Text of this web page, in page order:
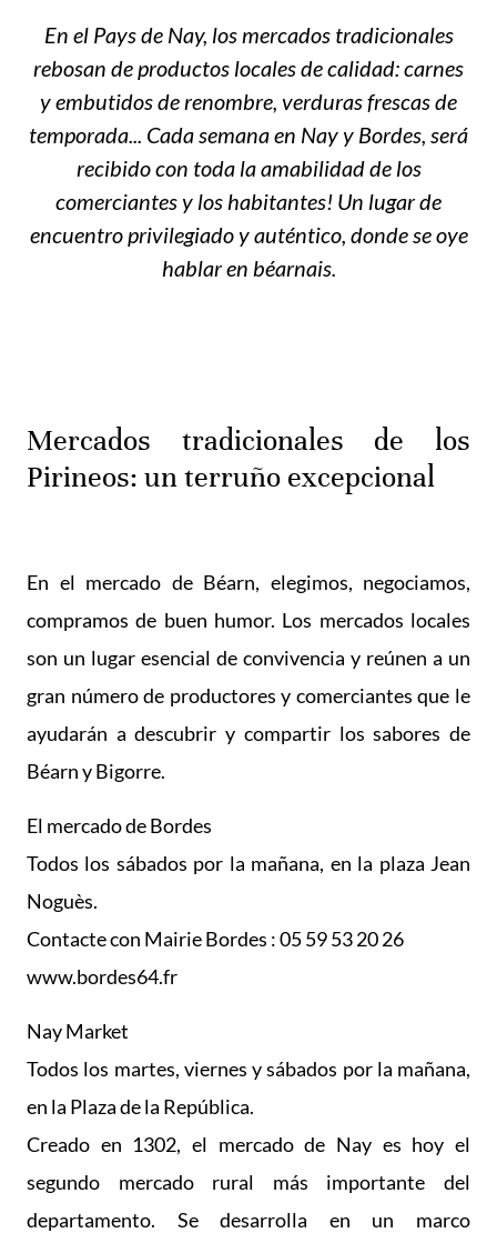
En el Pays de Nay, los mercados tradicionales
rebosan de productos locales de calidad: carnes
y embutidos de renombre, verduras frescas de
temporada... Cada semana en Nay y Bordes, será
recibido con toda la amabilidad de los
comerciantes y los habitantes! Un lugar de
encuentro privilegiado y auténtico, donde se oye
hablar en béarnais.
Mercados tradicionales de los
Pirineos: un terruño excepcional
En el mercado de Béarn, elegimos, negociamos,
compramos de buen humor. Los mercados locales
son un lugar esencial de convivencia y reúnen a un
gran número de productores y comerciantes que le
ayudarán a descubrir y compartir los sabores de
Béarn y Bigorre.
El mercado de Bordes
Todos los sábados por la mañana, en la plaza Jean
Noguès.
Contacte con Mairie Bordes : 05 59 53 20 26
www.bordes64.fr
Nay Market
Todos los martes, viernes y sábados por la mañana,
en la Plaza de la República.
Creado en 1302, el mercado de Nay es hoy el
segundo mercado rural más importante del
departamento. Se desarrolla en un marco